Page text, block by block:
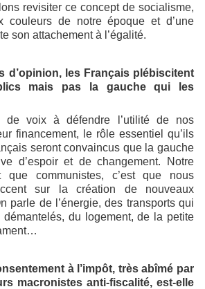
revisiter ce concept de socialisme,
couleurs de notre époque et d’une
son attachement à l’égalité.
d’opinion, les Français plébiscitent
mais pas la gauche qui les
de voix à défendre l’utilité de nos
financement, le rôle essentiel qu’ils
seront convaincus que la gauche
d’espoir et de changement. Notre
que communistes, c’est que nous
sur la création de nouveaux
parle de l’énergie, des transports qui
démantelés, du logement, de la petite
à l’impôt, très abîmé par
macronistes anti-fiscalité, est-elle